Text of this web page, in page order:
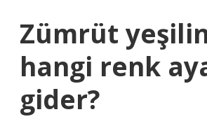
Zümrüt
hangi renk
gider?